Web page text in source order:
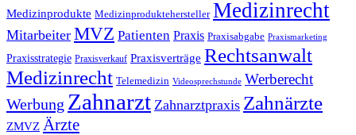
Medizinprodukte Medizinproduktehersteller Medizinrecht
Mitarbeiter MVZ Patienten Praxis Praxisabgabe Praxismarketing
Praxisstrategie Praxisverkauf Praxisverträge Rechtsanwalt
Medizinrecht Telemedizin Videosprechstunde Werberecht
Werbung Zahnarzt Zahnarztpraxis Zahnärzte
ZMVZ Ärzte